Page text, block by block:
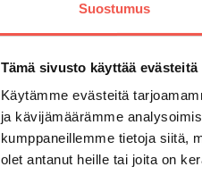
Suostumus
Tämä sivusto käyttää evästeitä
Käytämme evästeitä
ja kävijämäärämme
kumppaneillemme tietoja siitä,
olet antanut heille tai joita on
PALVELUT
Palvelut
Ylläpito ja huolto